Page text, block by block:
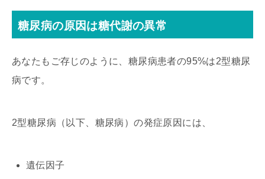
糖尿病の原因は糖代謝の異常
あなたもご存じのように、糖尿病患者の95%は2型糖尿
病です。
2型糖尿病（以下、糖尿病）の発症原因には、
遺伝因子